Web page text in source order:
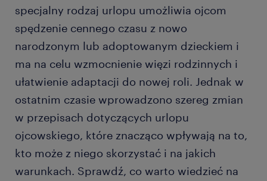
specjalny rodzaj urlopu umożliwia ojcom
spędzenie cennego czasu z nowo
narodzonym lub adoptowanym dzieckiem i
ma na celu wzmocnienie więzi rodzinnych i
ułatwienie adaptacji do nowej roli. Jednak w
ostatnim czasie wprowadzono szereg zmian
w przepisach dotyczących urlopu
ojcowskiego, które znacząco wpływają na to,
kto może z niego skorzystać i na jakich
warunkach. Sprawdź, co warto wiedzieć na